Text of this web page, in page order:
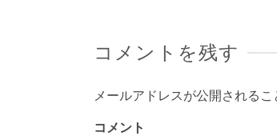
コメントを残す
メールアドレスが公開されるこ
コメント